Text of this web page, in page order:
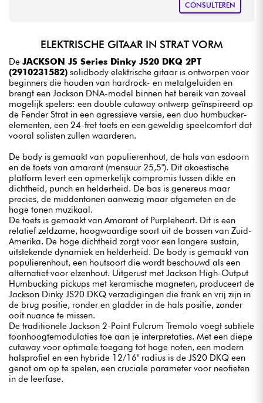
CONSULTEREN
ELEKTRISCHE GITAAR IN STRAT VORM
De JACKSON JS Series Dinky JS20 DKQ 2PT
(2910231582) solidbody elektrische gitaar is ontworpen voor
beginners die houden van hardrock- en metalgeluiden en
brengt een Jackson DNA-model binnen het bereik van zoveel
mogelijk spelers: een double cutaway ontwerp geïnspireerd op
de Fender Strat in een agressieve versie, een duo humbucker-
elementen, een 24-fret toets en een geweldig speelcomfort dat
vooral solisten zullen waarderen.
De body is gemaakt van populierenhout, de hals van esdoorn
en de toets van amarant (mensuur 25,5"). Dit akoestische
platform levert een opmerkelijk compromis tussen dikte en
dichtheid, punch en helderheid. De bas is genereus maar
precies, de middentonen aanwezig maar afgemeten en de
hoge tonen muzikaal.
De toets is gemaakt van Amarant of Purpleheart. Dit is een
relatief zeldzame, hoogwaardige soort uit de bossen van Zuid-
Amerika. De hoge dichtheid zorgt voor een langere sustain,
uitstekende dynamiek en helderheid. De body is gemaakt van
populierenhout, een houtsoort die wordt beschouwd als een
alternatief voor elzenhout. Uitgerust met Jackson High-Output
Humbucking pickups met keramische magneten, produceert de
Jackson Dinky JS20 DKQ verzadigingen die frank en vrij zijn in
de brug positie, ronder en gladder in de hals positie, zonder
ooit nuance te missen.
De traditionele Jackson 2-Point Fulcrum Tremolo voegt subtiele
toonhoogtemodulaties toe aan je interpretaties. Met een diepe
cutaway voor optimale toegang tot hoge noten, een modern
halsprofiel en een hybride 12/16" radius is de JS20 DKQ een
genot om op te spelen, een cruciale parameter voor neofieten
in de leerfase.